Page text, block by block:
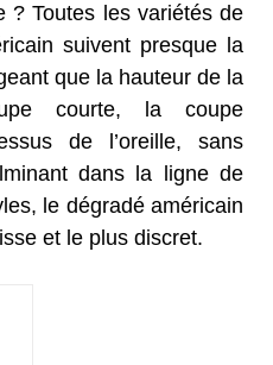
? Toutes les variétés de
suivent presque la
que la hauteur de la
courte, la coupe
de l’oreille, sans
dans la ligne de
le dégradé américain
et le plus discret.